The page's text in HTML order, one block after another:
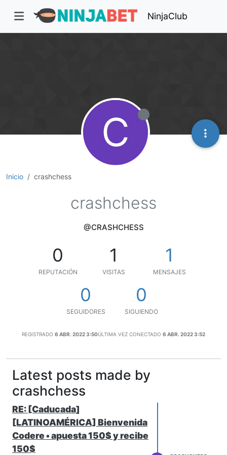
NinjaClub
Inicio crashchess
C
crashchess
@CRASHCHESS
0
REPUTACIÓN
1
VISITAS
1
MENSAJES
0
SEGUIDORES
0
SIGUIENDO
REGISTRADO 6 ABR. 2022 3:50ÚLTIMA VEZ CONECTADO 6 ABR. 2022 3:52
Latest posts made by
crashchess
RE: [Caducada]
[LATINOAMÉRICA] Bienvenida
Codere • apuesta 150$ y recibe
150$